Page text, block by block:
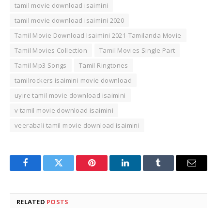
tamil movie download isaimini
tamil movie download isaimini 2020
Tamil Movie Download Isaimini 2021-Tamilanda Movie
Tamil Movies Collection
Tamil Movies Single Part
Tamil Mp3 Songs
Tamil Ringtones
tamilrockers isaimini movie download
uyire tamil movie download isaimini
v tamil movie download isaimini
veerabali tamil movie download isaimini
FacebookTwitter Pinterest LinkedInTumblr Email
RELATED POSTS